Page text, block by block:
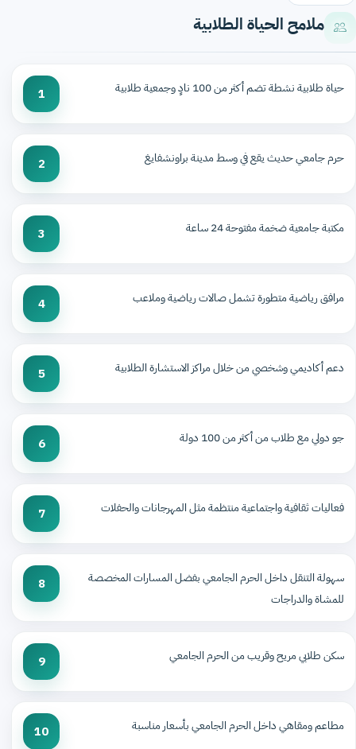
ملامح الحياة الطلابية
حياة طلابية نشطة تضم أكثر من 100 نادٍ وجمعية طلابية 1
حرم جامعي حديث يقع في وسط مدينة براونشفايغ 2
مكتبة جامعية ضخمة مفتوحة 24 ساعة 3
مرافق رياضية متطورة تشمل صالات رياضية وملاعب 4
دعم أكاديمي وشخصي من خلال مراكز الاستشارة الطلابية 5
جو دولي مع طلاب من أكثر من 100 دولة 6
فعاليات ثقافية واجتماعية منتظمة مثل المهرجانات والحفلات 7
سهولة التنقل داخل الحرم الجامعي بفضل المسارات المخصصة
للمشاة والدراجات
8
سكن طلابي مريح وقريب من الحرم الجامعي 9
مطاعم ومقاهي داخل الحرم الجامعي بأسعار مناسبة 10